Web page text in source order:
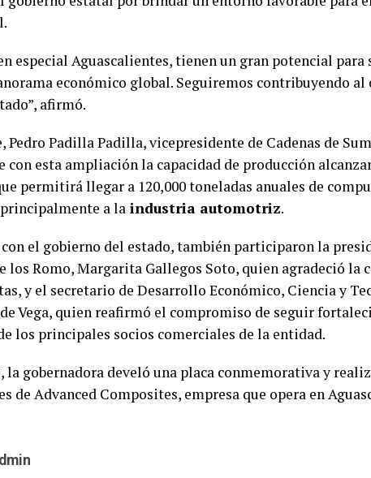
especial Aguascalientes, tienen un gran potencial
económico global. Seguiremos contribuyendo
afirmó.
Pedro Padilla Padilla, vicepresidente de Cadenas de
con esta ampliación la capacidad de producción
permitirá llegar a 120,000 toneladas anuales de
a la industria automotriz.
con el gobierno del estado, también participaron la
los Romo, Margarita Gallegos Soto, quien agradeció la
y el secretario de Desarrollo Económico, Ciencia y
de Vega, quien reafirmó el compromiso de seguir
los principales socios comerciales de la entidad.
la gobernadora develó una placa conmemorativa y
de Advanced Composites, empresa que opera en